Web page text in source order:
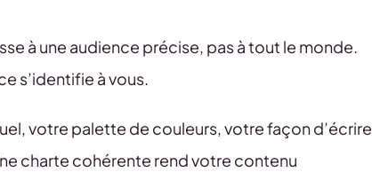
à une audience précise, pas à tout le monde.
s’identifie à vous.
votre palette de couleurs, votre façon d’écrire
charte cohérente rend votre contenu